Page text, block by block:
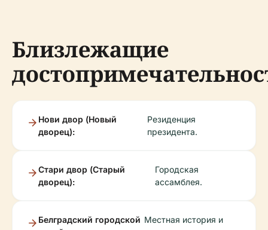
Близлежащие
Нови двор (Новый
дворец):
Резиденция
президента.
Стари двор (Старый
дворец):
Городская
ассамблея.
Белградский городской Местная история и